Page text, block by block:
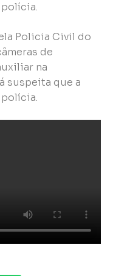
Policia Civil do
de
na
suspeita que a